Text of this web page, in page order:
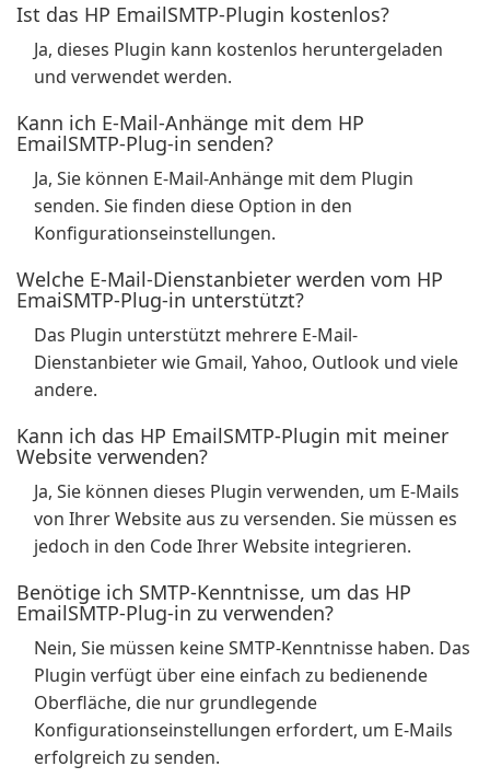
Ist das HP EmailSMTP-Plugin kostenlos?
Ja, dieses Plugin kann kostenlos heruntergeladen
und verwendet werden.
Kann ich E-Mail-Anhänge mit dem HP
EmailSMTP-Plug-in senden?
Ja, Sie können E-Mail-Anhänge mit dem Plugin
senden. Sie finden diese Option in den
Konfigurationseinstellungen.
Welche E-Mail-Dienstanbieter werden vom HP
EmaiSMTP-Plug-in unterstützt?
Das Plugin unterstützt mehrere E-Mail-
Dienstanbieter wie Gmail, Yahoo, Outlook und viele
andere.
Kann ich das HP EmailSMTP-Plugin mit meiner
Website verwenden?
Ja, Sie können dieses Plugin verwenden, um E-Mails
von Ihrer Website aus zu versenden. Sie müssen es
jedoch in den Code Ihrer Website integrieren.
Benötige ich SMTP-Kenntnisse, um das HP
EmailSMTP-Plug-in zu verwenden?
Nein, Sie müssen keine SMTP-Kenntnisse haben. Das
Plugin verfügt über eine einfach zu bedienende
Oberfläche, die nur grundlegende
Konfigurationseinstellungen erfordert, um E-Mails
erfolgreich zu senden.